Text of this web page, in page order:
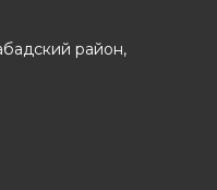
район,